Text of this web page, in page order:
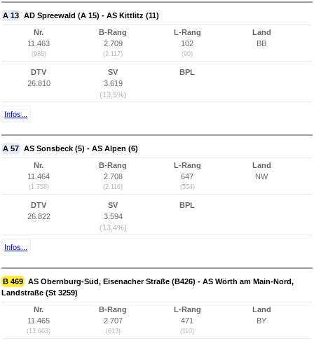
A 13 AD Spreewald (A 15) - AS Kittlitz (11)
Nr.
11.463
(988)
B-Rang
2.709
(2.117)
L-Rang
102
(90)
Land
BB
DTV
26.810
SV
3.619
(13,5%)
BPL
Infos...
A 57 AS Sonsbeck (5) - AS Alpen (6)
Nr.
11.464
(1.758)
B-Rang
2.708
(2.116)
L-Rang
647
(554)
Land
NW
DTV
26.822
SV
3.594
(13,4%)
BPL
Infos...
B 469 AS Obernburg-Süd, Eisenacher Straße (B426) - AS Wörth am Main-Nord,
Landstraße (St 3259)
Nr.
11.465
(13.663)
B-Rang
2.707
(613)
L-Rang
471
(110)
Land
BY